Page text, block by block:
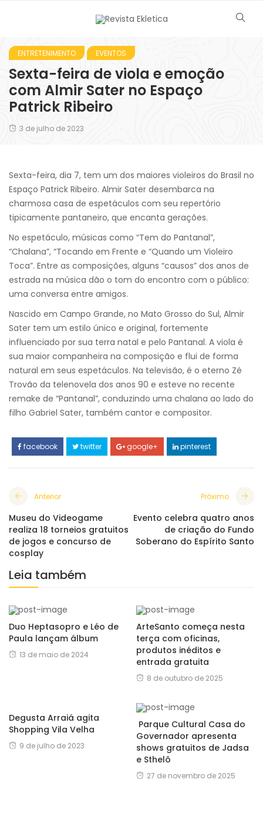
ENTRETENIMENTO EVENTOS
Sexta-feira de viola e emoção
com Almir Sater no Espaço
Patrick Ribeiro
3 de julho de 2023
Sexta-feira, dia 7, tem um dos maiores violeiros do Brasil no
Espaço Patrick Ribeiro. Almir Sater desembarca na
charmosa casa de espetáculos com seu repertório
tipicamente pantaneiro, que encanta gerações.
No espetáculo, músicas como “Tem do Pantanal”,
“Chalana”, “Tocando em Frente e “Quando um Violeiro
Toca”. Entre as composições, alguns “causos” dos anos de
estrada na música dão o tom do encontro com o público:
uma conversa entre amigos.
Nascido em Campo Grande, no Mato Grosso do Sul, Almir
Sater tem um estilo único e original, fortemente
influenciado por sua terra natal e pelo Pantanal. A viola é
sua maior companheira na composição e flui de forma
natural em seus espetáculos. Na televisão, é o eterno Zé
Trovão da telenovela dos anos 90 e esteve no recente
remake de “Pantanal”, conduzindo uma chalana ao lado do
filho Gabriel Sater, também cantor e compositor.
facebook twitter google+ pinterest
Anterior
Museu do Videogame
realiza 18 torneios gratuitos
de jogos e concurso de
cosplay
Próximo
Evento celebra quatro anos
de criação do Fundo
Soberano do Espírito Santo
Leia também
Duo Heptasopro e Léo de
Paula lançam álbum
13 de maio de 2024
ArteSanto começa nesta
terça com oficinas,
produtos inéditos e
entrada gratuita
8 de outubro de 2025
Degusta Arraiá agita
Shopping Vila Velha
9 de julho de 2023
Parque Cultural Casa do
Governador apresenta
shows gratuitos de Jadsa
e Sthelô
27 de novembro de 2025